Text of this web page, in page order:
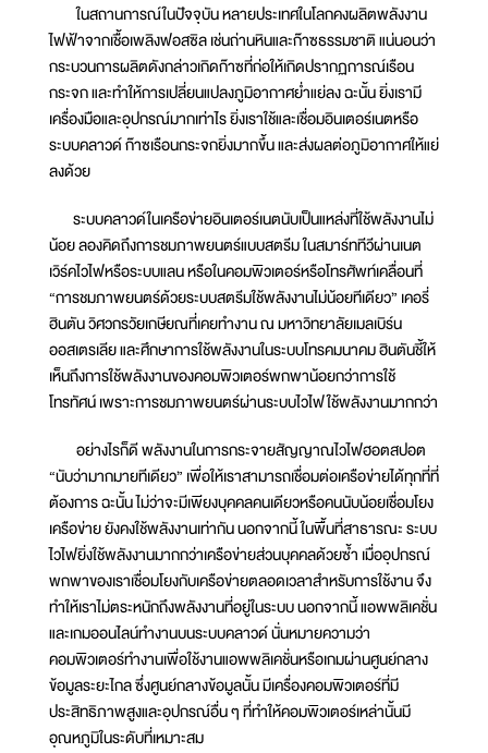
ในสถานการณ์ในปัจจุบัน หลายประเทศในโลกคงผลิตพลังงาน
ไฟฟ้าจากเชื้อเพลิงฟอสซิล เช่นถ่านหินและก๊าซธรรมชาติ แน่นอนว่า
กระบวนการผลิตดังกล่าวเกิดก๊าซที่ก่อให้เกิดปรากฏการณ์เรือน
กระจก และทำให้การเปลี่ยนแปลงภูมิอากาศย่ำแย่ลง ฉะนั้น ยิ่งเรามี
เครื่องมือและอุปกรณ์มากเท่าไร ยิ่งเราใช้และเชื่อมอินเตอร์เนตหรือ
ระบบคลาวด์ ก๊าซเรือนกระจกยิ่งมากขึ้น และส่งผลต่อภูมิอากาศให้แย่
ลงด้วย
ระบบคลาวด์ในเครือข่ายอินเตอร์เนตนับเป็นแหล่งที่ใช้พลังงานไม่
น้อย ลองคิดถึงการชมภาพยนตร์แบบสตรีม ในสมาร์ททีวีผ่านเนต
เวิร์คไวไฟหรือระบบแลน หรือในคอมพิวเตอร์หรือโทรศัพท์เคลื่อนที่
“การชมภาพยนตร์ด้วยระบบสตรีมใช้พลังงานไม่น้อยทีเดียว” เคอรี่
ฮินตัน วิศวกรวัยเกษียณที่เคยทำงาน ณ มหาวิทยาลัยเมลเบิร์น
ออสเตรเลีย และศึกษาการใช้พลังงานในระบบโทรคมนาคม ฮินตันชี้ให้
เห็นถึงการใช้พลังงานของคอมพิวเตอร์พกพาน้อยกว่าการใช้
โทรทัศน์ เพราะการชมภาพยนตร์ผ่านระบบไวไฟใช้พลังงานมากกว่า
อย่างไรก็ดี พลังงานในการกระจายสัญญาณไวไฟฮอตสปอต
“นับว่ามากมายทีเดียว” เพื่อให้เราสามารถเชื่อมต่อเครือข่ายได้ทุกที่ที่
ต้องการ ฉะนั้น ไม่ว่าจะมีเพียงบุคคลคนเดียวหรือคนนับน้อยเชื่อมโยง
เครือข่าย ยังคงใช้พลังงานเท่ากัน นอกจากนี้ ในพื้นที่สาธารณะ ระบบ
ไวไฟยิ่งใช้พลังงานมากกว่าเครือข่ายส่วนบุคคลด้วยซ้ำ เมื่ออุปกรณ์
พกพาของเราเชื่อมโยงกับเครือข่ายตลอดเวลาสำหรับการใช้งาน จึง
ทำให้เราไม่ตระหนักถึงพลังงานที่อยู่ในระบบ นอกจากนี้ แอพพลิเคชั่น
และเกมออนไลน์ทำงานบนระบบคลาวด์ นั่นหมายความว่า
คอมพิวเตอร์ทำงานเพื่อใช้งานแอพพลิเคชั่นหรือเกมผ่านศูนย์กลาง
ข้อมูลระยะไกล ซึ่งศูนย์กลางข้อมูลนั้น มีเครื่องคอมพิวเตอร์ที่มี
ประสิทธิภาพสูงและอุปกรณ์อื่น ๆ ที่ทำให้คอมพิวเตอร์เหล่านั้นมี
อุณหภูมิในระดับที่เหมาะสม